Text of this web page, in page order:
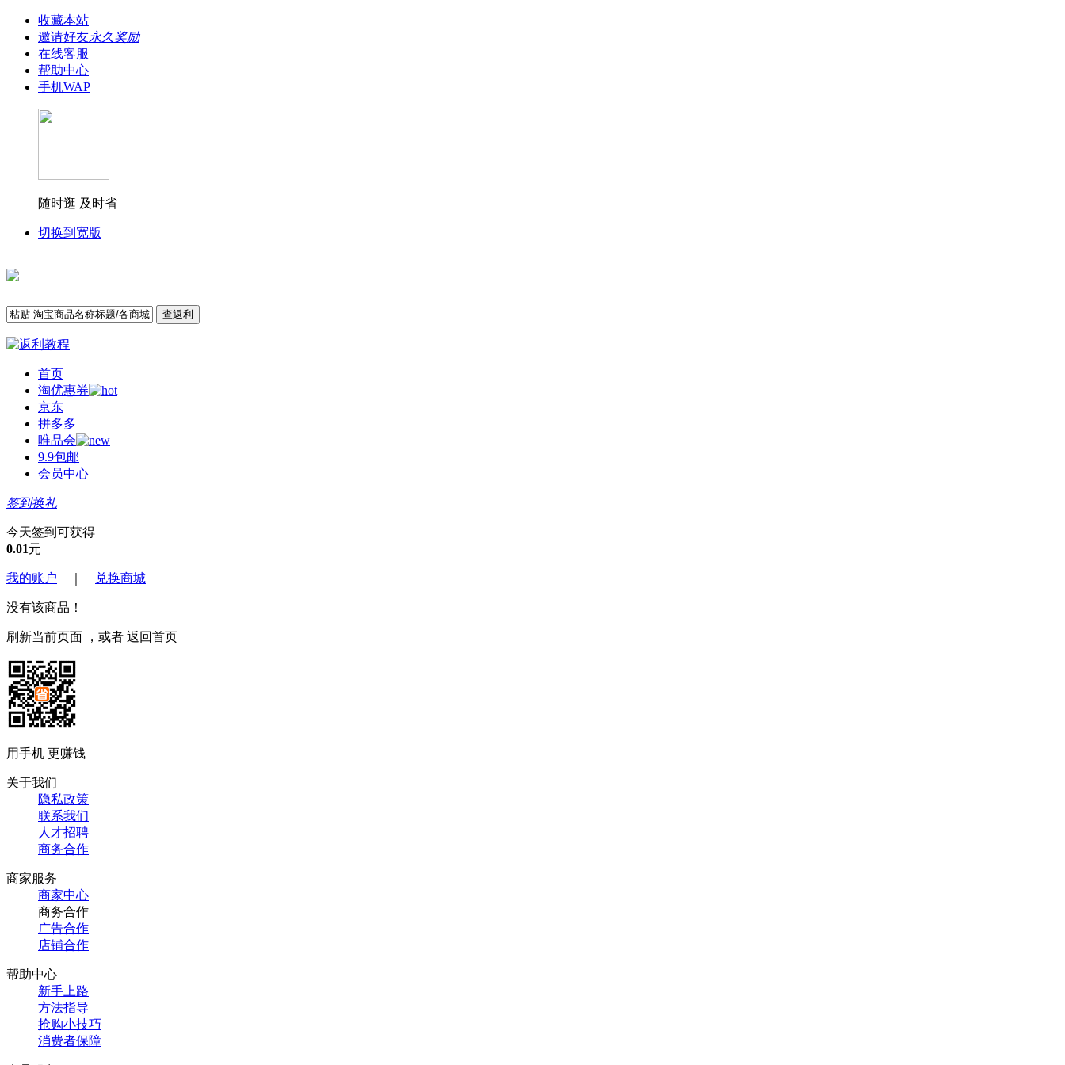
收藏本站
邀请好友永久奖励
在线客服
帮助中心
手机WAP
随时逛 及时省
切换到宽版
查返利
首页
淘优惠券
京东
拼多多
唯品会
9.9包邮
会员中心
签到换礼
今天签到可获得
0.01元
我的账户 兑换商城
没有该商品！
刷新当前页面 ，或者 返回首页
用手机 更赚钱
关于我们
隐私政策
联系我们
人才招聘
商务合作
商家服务
商家中心
商务合作
广告合作
店铺合作
帮助中心
新手上路
方法指导
抢购小技巧
消费者保障